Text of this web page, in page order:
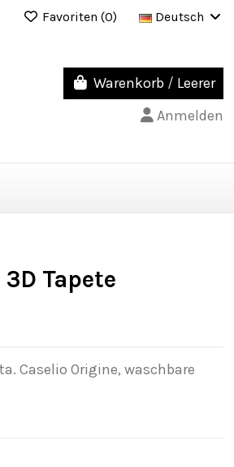
Favoriten (0) Deutsch
Warenkorb / Leerer
Anmelden
Tapete
Caselio Origine, waschbare